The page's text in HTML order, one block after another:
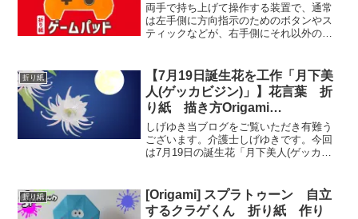
両手で持ち上げて操作する装置で、通常
は左手側に方向指示のためのボタンやス
ティックなどが、右手側にそれ以外のボ
ためのボタン類（スタートボタンなど）
が設けられている。簡単な...
折り紙
【7月19日誕生花を工作「月下美
人(ゲッカビジン)」】花言葉 折
り紙 描き方Origami
dutchmans pipe cactus
Bouquet Tutorial
しげゆき当ブログをご覧いただき有難う
ございます。介護士しげゆきです。今回
は7月19日の誕生花「月下美人(ゲッカビ
クや、壁面制作などにご参考ください。7
月19日の誕生花...
折り紙
[Origami] スプラトゥーン 自立
するクラゲくん 折り紙 作り